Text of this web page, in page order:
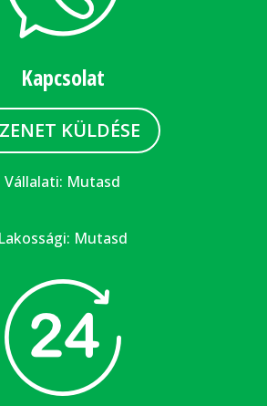
Kapcsolat
KÜLDÉSE
Vállalati: Mutasd
Lakossági: Mutasd